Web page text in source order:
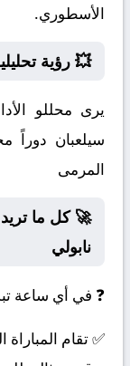
الأسطوري.
💥 رؤية
يرى محللو
سيلعبان دوراً
المرمى
🚀 كل ما
نابولي
❓ في أي ساعة
✅ تقام